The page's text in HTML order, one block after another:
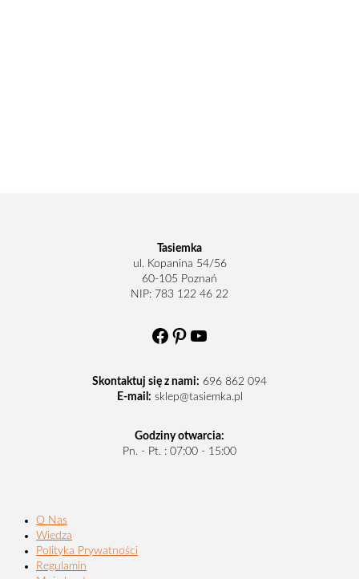
Tasiemka
ul. Kopanina 54/56
60-105 Poznań
NIP: 783 122 46 22
Facebook
Pinterest
YouTube
Skontaktuj się z nami: 696 862 094
E-mail: sklep@tasiemka.pl
Godziny otwarcia:
Pn. - Pt. : 07:00 - 15:00
O Nas
Wiedza
Polityka Prywatności
Regulamin